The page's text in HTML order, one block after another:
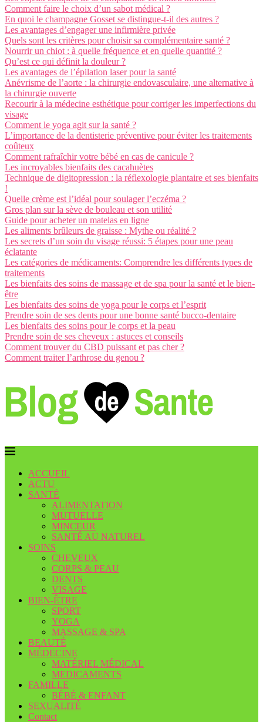
Comment faire le choix d’un sabot médical ?
En quoi le champagne Gosset se distingue-t-il des autres ?
Les avantages d’engager une infirmière privée
Quels sont les critères pour choisir sa complémentaire santé ?
Nourrir un chiot : à quelle fréquence et en quelle quantité ?
Qu’est ce qui définit la douleur ?
Les avantages de l’épilation laser pour la santé
Anévrisme de l’aorte : la chirurgie endovasculaire, une alternative à
la chirurgie ouverte
Recourir à la médecine esthétique pour corriger les imperfections du
visage
Comment le yoga agit sur la santé ?
L’importance de la dentisterie préventive pour éviter les traitements
coûteux
Comment rafraîchir votre bébé en cas de canicule ?
Les incroyables bienfaits des cacahuètes
Technique de digitopression : la réflexologie plantaire et ses bienfaits
!
Quelle crème est l’idéal pour soulager l’eczéma ?
Gros plan sur la sève de bouleau et son utilité
Guide pour acheter un matelas en ligne
Les aliments brûleurs de graisse : Mythe ou réalité ?
Les secrets d’un soin du visage réussi: 5 étapes pour une peau
éclatante
Les catégories de médicaments: Comprendre les différents types de
traitements
Les bienfaits des soins de massage et de spa pour la santé et le bien-
être
Les bienfaits des soins de yoga pour le corps et l’esprit
Prendre soin de ses dents pour une bonne santé bucco-dentaire
Les bienfaits des soins pour le corps et la peau
Prendre soin de ses cheveux : astuces et conseils
Comment trouver du CBD puissant et pas cher ?
Comment traiter l’arthrose du genou ?
ACCUEIL
ACTU
SANTÉ
ALIMENTATION
MUTUELLE
MINCEUR
SANTÉ AU NATUREL
SOINS
CHEVEUX
CORPS & PEAU
DENTS
VISAGE
BIEN-ÊTRE
SPORT
YOGA
MASSAGE & SPA
BEAUTÉ
MÉDECINE
MATÉRIEL MÉDICAL
MEDICAMENTS
FAMILLE
BÉBÉ & ENFANT
SEXUALITÉ
Contact